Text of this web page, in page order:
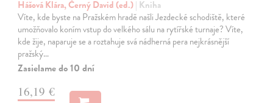
Hášová Klára, Černý David (ed.)| Kniha
Víte, kde byste na Pražském hradě našli Jezdecké schodiště, které
umožňovalo koním vstup do velkého sálu na rytířské turnaje? Víte,
kde žije, naparuje se a roztahuje svá nádherná pera nejkrásnější
pražský…
Zasielame do 10 dní
16,19 €